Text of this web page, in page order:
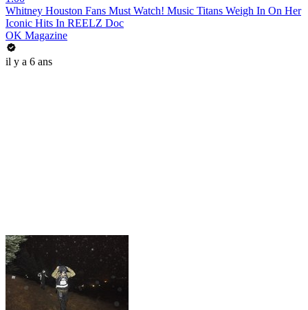
Whitney Houston Fans Must Watch! Music Titans Weigh In On Her
Iconic Hits In REELZ Doc
OK Magazine
il y a 6 ans